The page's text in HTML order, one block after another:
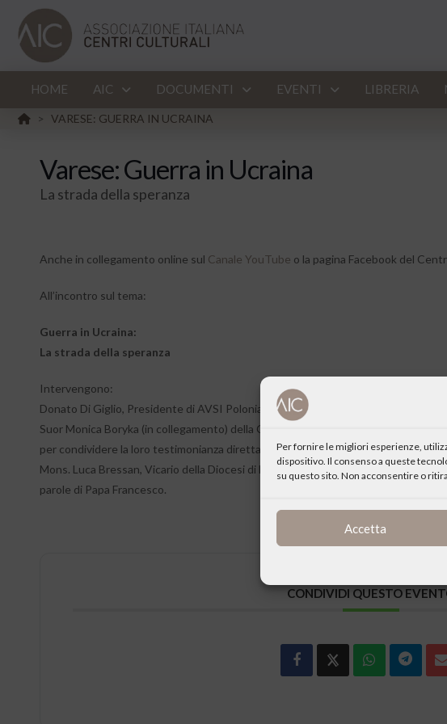
Per fornire le migliori esperienze,
dispositivo. Il consenso a queste
su questo sito. Non acconsentire o
Accetta
HOME AIC DOCUMENTI EVENTI LIBRERIA
HOME
> VARESE: GUERRA IN UCRAINA
Varese: Guerra in Ucraina
La strada della speranza
Anche in collegamento online sul Canale YouTube o la pagina Facebook del
All’incontro sul tema:
Guerra in Ucraina:
La strada della speranza
Intervengono:
Donato Di Giglio, Presidente di AVSI Polonia
Suor Monica Boryka (in collegamento) della Caritas di Lublino,
per condividere la loro testimonianza diretta di quello che sta accadendo, e
Mons. Luca Bressan, Vicario della Diocesi di Milano per la Cultura, la Carità, la
parole di Papa Francesco.
CONDIVIDI QUESTO